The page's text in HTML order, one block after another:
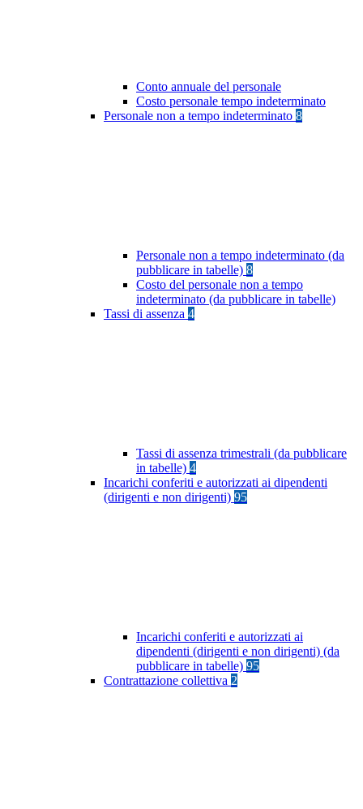
Conto annuale del personale
Costo personale tempo indeterminato
Personale non a tempo indeterminato 8
Personale non a tempo indeterminato (da
pubblicare in tabelle) 8
Costo del personale non a tempo
indeterminato (da pubblicare in tabelle)
Tassi di assenza 4
Tassi di assenza trimestrali (da pubblicare
in tabelle) 4
Incarichi conferiti e autorizzati ai dipendenti
(dirigenti e non dirigenti) 95
Incarichi conferiti e autorizzati ai
dipendenti (dirigenti e non dirigenti) (da
pubblicare in tabelle) 95
Contrattazione collettiva 2